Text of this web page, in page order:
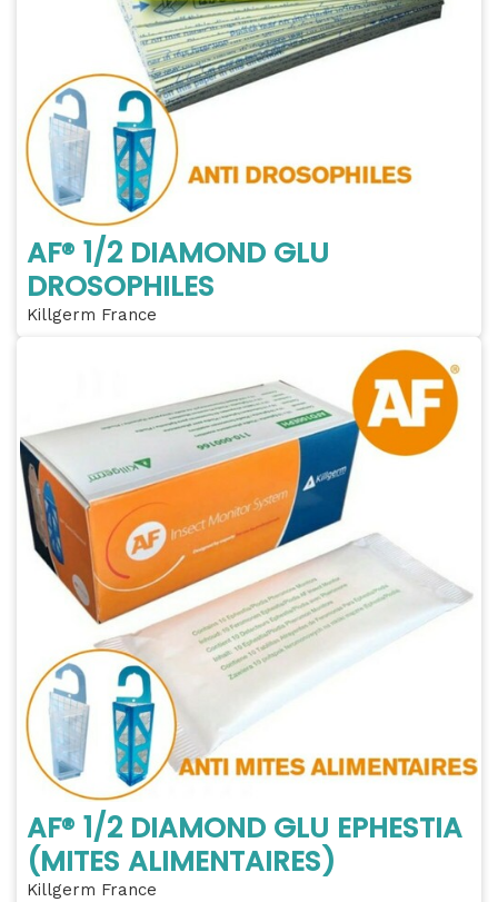
AF® 1/2 DIAMOND GLU
DROSOPHILES
Killgerm France
AF® 1/2 DIAMOND GLU EPHESTIA
(MITES ALIMENTAIRES)
Killgerm France